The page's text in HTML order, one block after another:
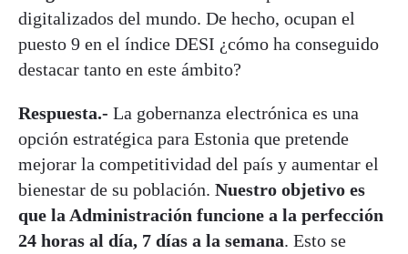
digitalizados del mundo. De hecho, ocupan el
puesto 9 en el índice DESI ¿cómo ha conseguido
destacar tanto en este ámbito?
Respuesta.- La gobernanza electrónica es una
opción estratégica para Estonia que pretende
mejorar la competitividad del país y aumentar el
bienestar de su población. Nuestro objetivo es
que la Administración funcione a la perfección
24 horas al día, 7 días a la semana. Esto se